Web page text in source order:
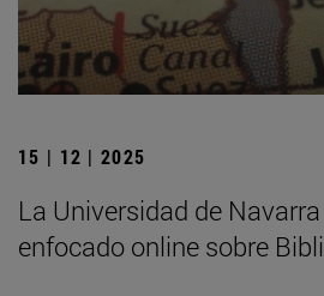
15 | 12 | 2025
La Universidad de
enfocado online sobre